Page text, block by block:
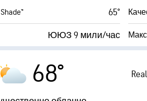
Brightness 6
65°
ЮЮЗ 9 мили/час
68°